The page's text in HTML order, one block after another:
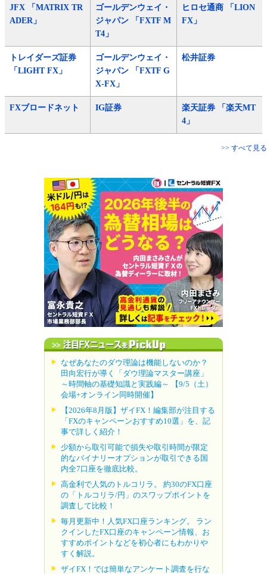
JFX 「MATRIX TR
ADER」
ゴールデンウェイ・
ジャパン 「FXTF M
T4」
ヒロセ通商 「LION
FX」
トレイダーズ証券
「LIGHT FX」
ゴールデンウェイ・
ジャパン 「FXTF G
X-FX」
松井証券
FXブロードネット IG証券
楽天証券 「楽天MT
4」
>> すべて見る
なぜあなたのダウ理論は機能しないのか？
田向宏行が導く「ダウ理論マスター講座」
～時間軸の基礎知識と実践編～ 【9/5（土）
会場+オンライン同時開催】
【2026年8月版】ザイFX！編集部が注目する
「FXのキャンペーンおすすめ10選」を、記
事で詳しく紹介！
少額から取引可能で損失や取引時間が限定
的なバイナリーオプションが取引できる国
内全7口座を徹底比較。
高金利で人気のトルコリラ。 約30のFX口座
の「トルコリラ/円」のスワップポイントを
調査して比較！
毎月更新中！人気FX口座ランキング。 ラン
クインしたFX口座のキャンペーン情報、お
すすめポイントなどを初心者にもわかりや
すく解説。
ザイFX！では簡単なアンケート調査を行な